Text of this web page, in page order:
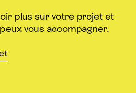
plus sur votre projet et
vous accompagner.